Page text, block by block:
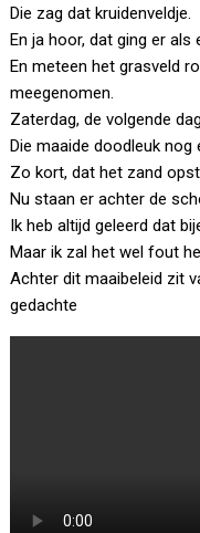
Die zag dat kruidenveldje.
En ja hoor, dat ging er als
En meteen het grasveld
meegenomen.
Zaterdag, de volgende
Die maaide doodleuk
Zo kort, dat het zand
Nu staan er achter de
Ik heb altijd geleerd dat
Maar ik zal het wel fout
Achter dit maaibeleid zit
gedachte